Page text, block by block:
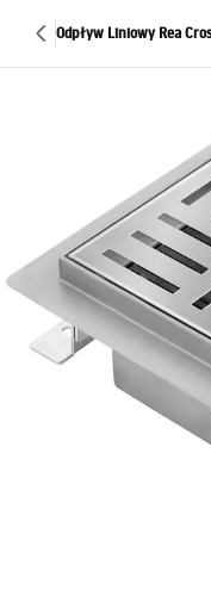
Odpływ Liniowy Rea